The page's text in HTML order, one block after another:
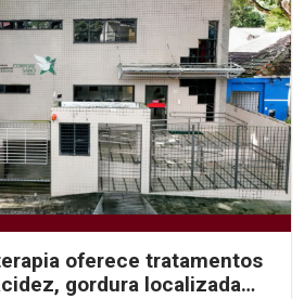
oferece tratamentos
gordura localizada